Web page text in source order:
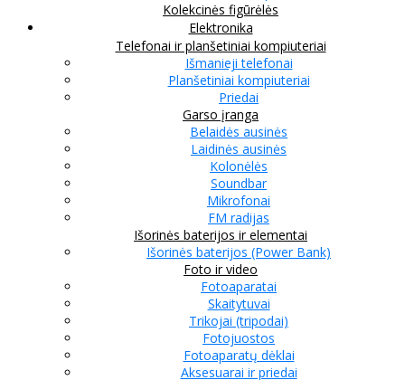
Kolekcinės figūrėlės
Elektronika
Telefonai ir planšetiniai kompiuteriai
Išmanieji telefonai
Planšetiniai kompiuteriai
Priedai
Garso įranga
Belaidės ausinės
Laidinės ausinės
Kolonėlės
Soundbar
Mikrofonai
FM radijas
Išorinės baterijos ir elementai
Išorinės baterijos (Power Bank)
Foto ir video
Fotoaparatai
Skaitytuvai
Trikojai (tripodai)
Fotojuostos
Fotoaparatų dėklai
Aksesuarai ir priedai